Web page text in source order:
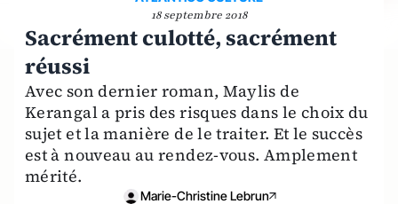
18 septembre 2018
Sacrément culotté, sacrément
réussi
Avec son dernier roman, Maylis de
Kerangal a pris des risques dans le choix du
sujet et la manière de le traiter. Et le succès
est à nouveau au rendez-vous. Amplement
mérité.
Marie-Christine Lebrun